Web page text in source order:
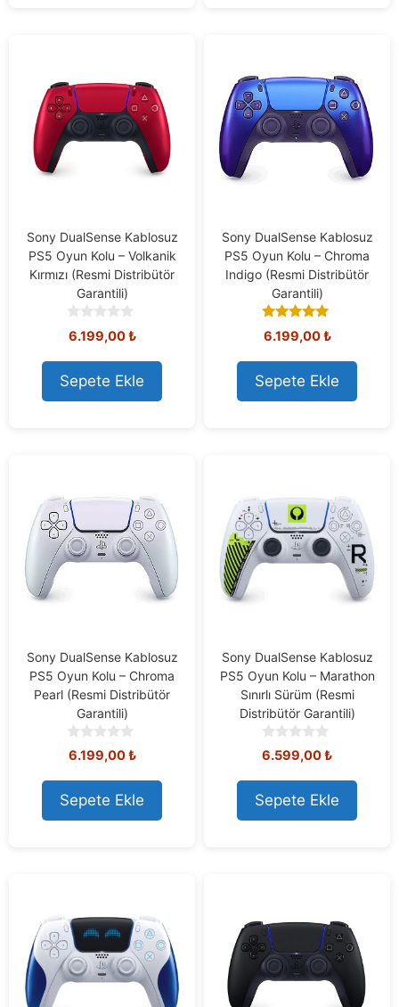
Sony DualSense Kablosuz
PS5 Oyun Kolu – Volkanik
Kırmızı (Resmi Distribütör
Garantili)
0
o
u
t
o
f
6.199,00₺
Sepete Ekle
Sony DualSense Kablosuz
PS5 Oyun Kolu – Chroma
Indigo (Resmi Distribütör
Garantili)
5.00
out of 5
6.199,00₺
Sepete Ekle
Sony DualSense Kablosuz
PS5 Oyun Kolu – Chroma
Pearl (Resmi Distribütör
Garantili)
0
o
u
t
o
f
6.199,00₺
Sepete Ekle
Sony DualSense Kablosuz
PS5 Oyun Kolu – Marathon
Sınırlı Sürüm (Resmi
Distribütör Garantili)
0
o
u
t
o
f
6.599,00₺
Sepete Ekle